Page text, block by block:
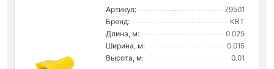
Артикул:
79501
Бренд:
КВТ
Длина, м:
0.025
Ширина, м:
0.015
Высота, м:
0.01